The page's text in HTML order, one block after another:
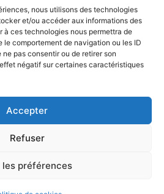
nous utilisons des technologies
et/ou accéder aux informations des
à ces technologies nous permettra de
le comportement de navigation ou les ID
pas consentir ou de retirer son
négatif sur certaines caractéristiques
Accepter
Refuser
les préférences
semblant d’OPA
du PS porte un
Kadence WP